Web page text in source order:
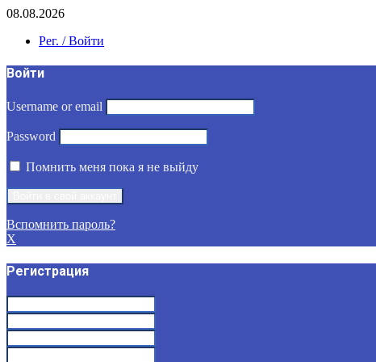
08.08.2026
Рег. / Войти
Войти
Username or email
Password
Помнить меня пока я не выйду
Вспомнить пароль?
X
Регистрация